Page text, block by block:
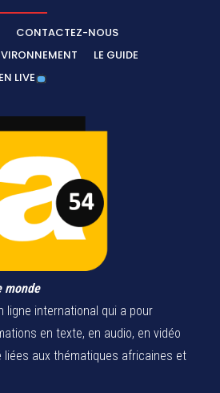
CONTACTEZ-NOUS
LE GUIDE
EN LIVE
monde
ligne international qui a pour
en texte, en audio, en vidéo
liées aux thématiques africaines et